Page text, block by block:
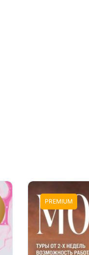
PREMIUM